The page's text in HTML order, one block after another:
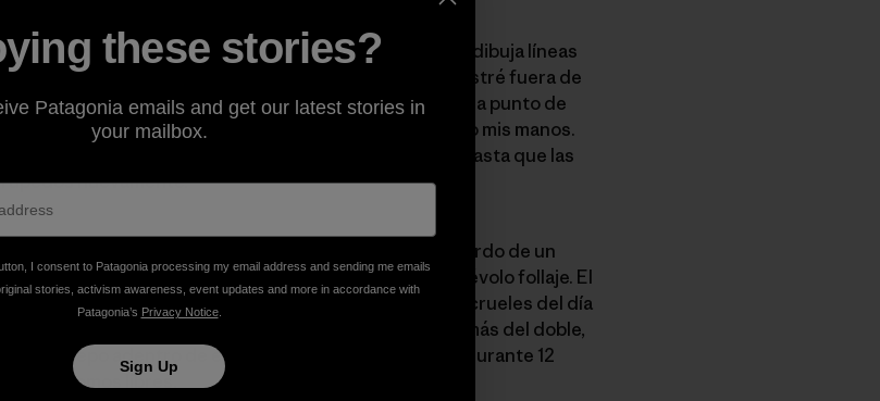
y rechinando los dientes mientras el denso follaje dibuja líneas
Habían pasado cuatro horas cuando me arrastré fuera de
en el filo e hice una pausa para recomponerme. Estoy a punto de
se seca a penas pasa por mi lengua. Miro el sol, luego mis manos.
rato. Nos paramos y caminamos un par de metros hasta que las
nuevamente.
entre los matorrales seguimos el vago recuerdo de un
caminar sin quedar ensangrentados por el malévolo follaje. El
final de esta línea, la sección de zarzas más densas y crueles del día
final de este sendero cortado. Superan mi altura en más del doble,
Trepo adentro de esta maraña y quedo inmerso durante 12
somos libres.
these stories?
Patagonia emails and get our latest stories in
your mailbox.
I consent to Patagonia processing my email address and sending me emails
stories, activism awareness, event updates and more in accordance with
Patagonia’s Privacy Notice.
Sign Up